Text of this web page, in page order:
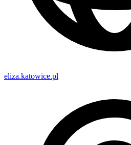
eliza.katowice.pl